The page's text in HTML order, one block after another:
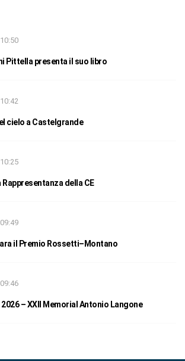
Pittella presenta il suo libro
cielo a Castelgrande
della CE
il Premio Rossetti–Montano
– XXII Memorial Antonio Langone